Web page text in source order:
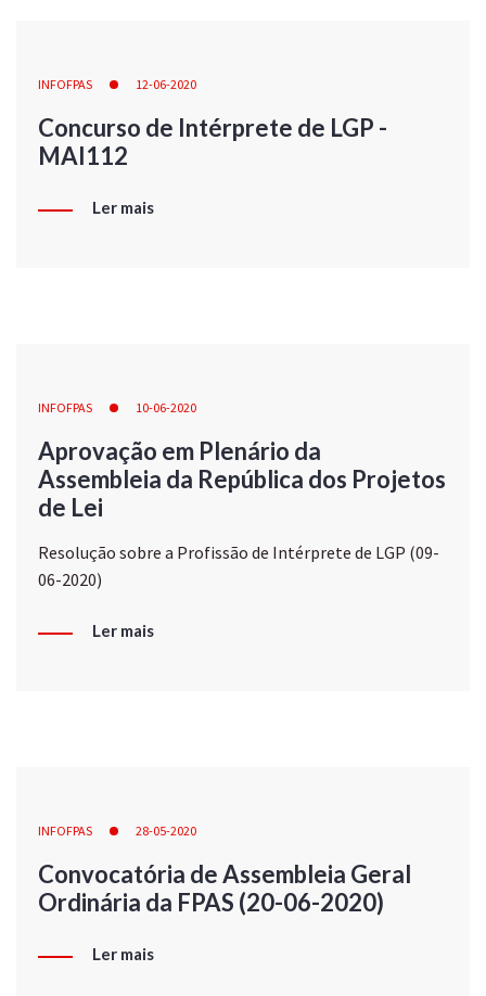
INFOFPAS 12-06-2020
Concurso de Intérprete de LGP -
MAI112
Ler mais
INFOFPAS 10-06-2020
Aprovação em Plenário da
Assembleia da República dos Projetos
de Lei
Resolução sobre a Profissão de Intérprete de LGP (09-
06-2020)
Ler mais
INFOFPAS 28-05-2020
Convocatória de Assembleia Geral
Ordinária da FPAS (20-06-2020)
Ler mais